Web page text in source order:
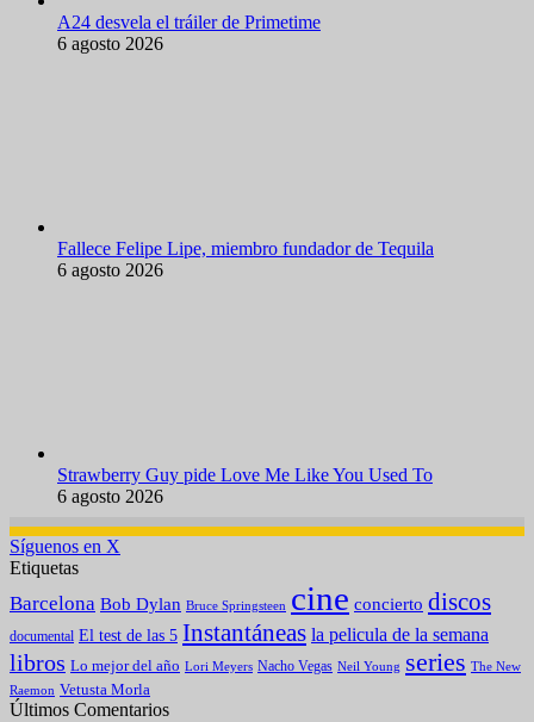
A24 desvela el tráiler de Primetime
6 agosto 2026
Fallece Felipe Lipe, miembro fundador de Tequila
6 agosto 2026
Strawberry Guy pide Love Me Like You Used To
6 agosto 2026
Síguenos en X
Etiquetas
Barcelona Bob Dylan Bruce Springsteen cine concierto discos
documental El test de las 5 Instantáneas la pelicula de la semana
libros Lo mejor del año Lori Meyers Nacho Vegas Neil Young series The New
Raemon Vetusta Morla
Últimos Comentarios